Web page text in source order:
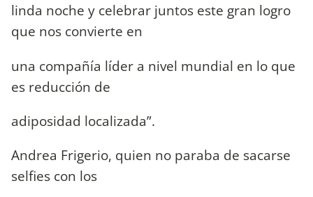
linda noche y celebrar juntos este gran logro
que nos convierte en
una compañía líder a nivel mundial en lo que
es reducción de
adiposidad localizada”.
Andrea Frigerio, quien no paraba de sacarse
selfies con los